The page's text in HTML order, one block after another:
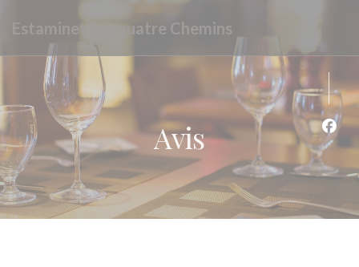
Estaminet Les quatre Chemins
Avis